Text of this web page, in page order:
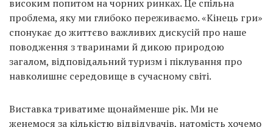
високим попитом на чорних ринках. Це спільна
проблема, яку ми глибоко переживаємо. «Кінець гри»
спонукає до життєво важливих дискусій про наше
поводження з тваринами й дикою природою
загалом, відповідальний туризм і піклування про
навколишнє середовище в сучасному світі.
Виставка триватиме щонайменше рік. Ми не
женемося за кількістю відвідувачів, натомість хочемо